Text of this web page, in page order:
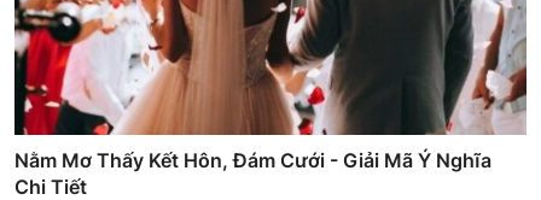
Nằm Mơ Thấy Kết Hôn, Đám Cưới - Giải Mã Ý Nghĩa
Chi Tiết